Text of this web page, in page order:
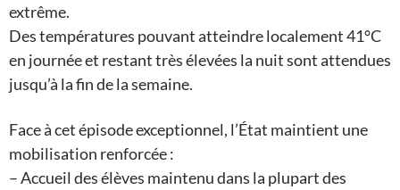
extrême.
Des températures pouvant atteindre localement 41°C
en journée et restant très élevées la nuit sont attendues
jusqu’à la fin de la semaine.
Face à cet épisode exceptionnel, l’État maintient une
mobilisation renforcée :
– Accueil des élèves maintenu dans la plupart des